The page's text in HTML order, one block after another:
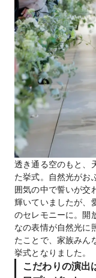
透き通る空のもと、
た挙式。自然光がお
囲気の中で誓いが交
輝いていましたが、
のセレモニーに。開
なの表情が自然光に
たことで、家族みん
挙式となりました。
こだわりの演出